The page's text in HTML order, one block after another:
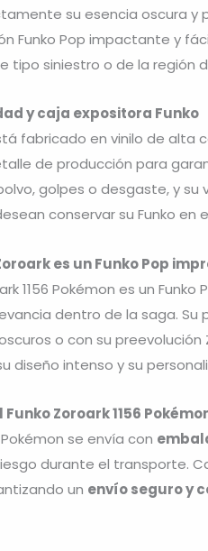
su esencia oscura y
Funko Pop impactante y
tipo siniestro o de la región
y caja expositora Funko
fabricado en vinilo de alta
de producción para
golpes o desgaste, y
conservar su Funko
es un Funko Pop
1156 Pokémon es un
dentro de la saga.
o con su
diseño intenso y su
Zoroark 1156
Pokémon se envía con
durante el transporte.
un envío seguro y